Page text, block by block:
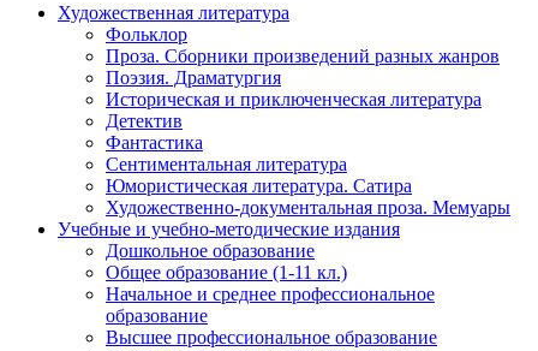
Художественная литература
Фольклор
Проза. Сборники произведений разных жанров
Поэзия. Драматургия
Историческая и приключенческая литература
Детектив
Фантастика
Сентиментальная литература
Юмористическая литература. Сатира
Художественно-документальная проза. Мемуары
Учебные и учебно-методические издания
Дошкольное образование
Общее образование (1-11 кл.)
Начальное и среднее профессиональное
образование
Высшее профессиональное образование